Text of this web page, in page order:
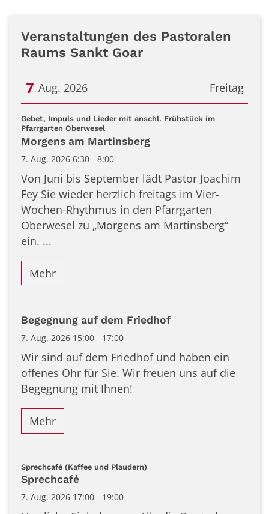
Veranstaltungen des Pastoralen
Raums Sankt Goar
Freitag
7 Aug. 2026
Datum: 7. August 2026
Gebet, Impuls und Lieder mit anschl. Frühstück im
Pfarrgarten Oberwesel:
Morgens am Martinsberg
7. Aug. 2026 6:30 - 8:00
Von Juni bis September lädt Pastor Joachim
Fey Sie wieder herzlich freitags im Vier-
Wochen-Rhythmus in den Pfarrgarten
Oberwesel zu „Morgens am Martinsberg“
ein. ...
Mehr
Begegnung auf dem Friedhof
7. Aug. 2026 15:00 - 17:00
Wir sind auf dem Friedhof und haben ein
offenes Ohr für Sie. Wir freuen uns auf die
Begegnung mit Ihnen!
Mehr
Sprechcafé (Kaffee und Plaudern)
Sprechcafé
7. Aug. 2026 17:00 - 19:00